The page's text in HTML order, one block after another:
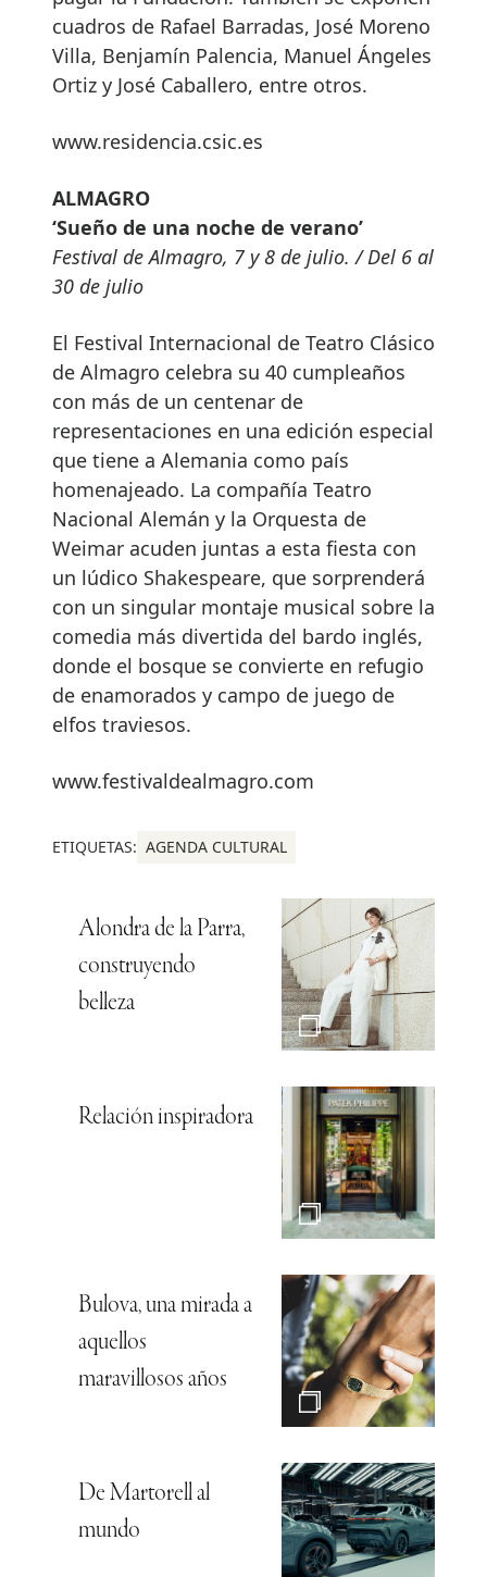
cuadros de Rafael Barradas, José Moreno
Villa, Benjamín Palencia, Manuel Ángeles
Ortiz y José Caballero, entre otros.
www.residencia.csic.es
ALMAGRO
‘Sueño de una noche de verano’
Festival de Almagro, 7 y 8 de julio. / Del 6 al
30 de julio
El Festival Internacional de Teatro Clásico
de Almagro celebra su 40 cumpleaños
con más de un centenar de
representaciones en una edición especial
que tiene a Alemania como país
homenajeado. La compañía Teatro
Nacional Alemán y la Orquesta de
Weimar acuden juntas a esta fiesta con
un lúdico Shakespeare, que sorprenderá
con un singular montaje musical sobre la
comedia más divertida del bardo inglés,
donde el bosque se convierte en refugio
de enamorados y campo de juego de
elfos traviesos.
www.festivaldealmagro.com
ETIQUETAS: AGENDA CULTURAL
Alondra de la Parra,
construyendo
belleza
Relación inspiradora
Bulova, una mirada a
aquellos
maravillosos años
De Martorell al
mundo